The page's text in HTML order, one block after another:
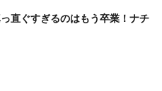
っ直ぐすぎるのはもう卒業！ナチ